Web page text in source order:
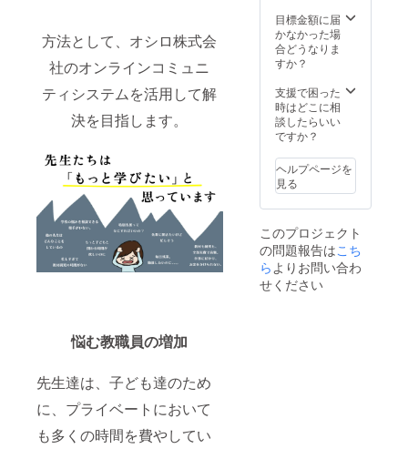
方法として、オシロ株式会
社のオンラインコミュニ
ティシステムを活用して解
決を目指します。
悩む教職員の増加
先生達は、子ども達のため
に、プライベートにおいて
も多くの時間を費やしてい
方法】
①につ
いて
どを
メール
で相談
させて
い。 ②
ては、
メール
しま
す。
③④⑤
につい
【提供
方法】
①メー
用URL
を送信
しま
す。 ②
にてお
礼メー
ルを送
付しま
【確認
事項】
■入会登
録〜承
認後か
目標金額に届
かなかった場
合どうなりま
すか？
支援で困った
時はどこに相
談したらいい
ですか？
ヘルプページを
見る
このプロジェクト
の問題報告はこち
らよりお問い合わ
せください